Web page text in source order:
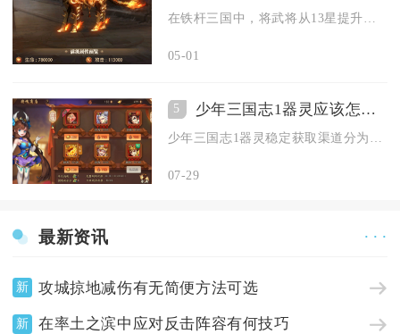
05-01
5 少年三国志1器灵应该怎么获得
07-29
最新资讯 · · ·
新 攻城掠地减伤有无简便方法可选
新 在率土之滨中应对反击阵容有何技巧